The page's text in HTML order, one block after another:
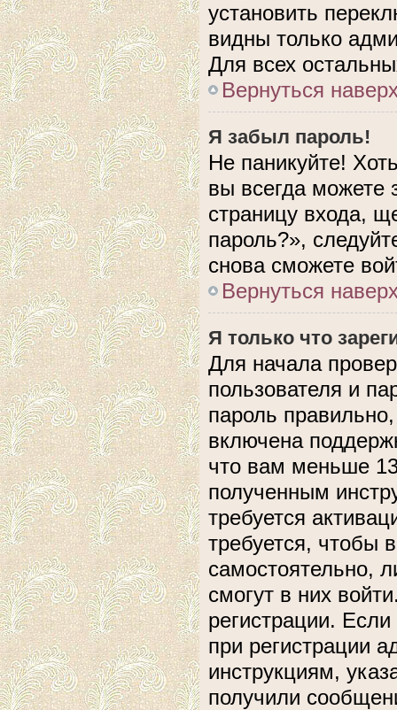
установить
видны только
Для всех
Вернуться
Я забыл пароль!
Не паникуйте!
вы всегда можете
страницу входа,
пароль?»,
снова сможете
Вернуться
Я только что
Для начала
пользователя и
пароль
включена
что вам меньше
полученным
требуется
требуется, чтобы
самостоятельно,
смогут в них
регистрации.
при регистрации
инструкциям,
получили